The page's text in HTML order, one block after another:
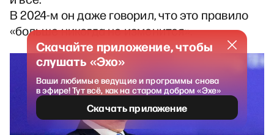
В 2024-м он даже говорил, что это правило
«больше никогда не изменится».
Скачайте приложение, чтобы
слушать «Эхо»
Ваши любимые ведущие и программы снова
в эфире! Тут всё, как на старом добром «Эхе»
Скачать приложение